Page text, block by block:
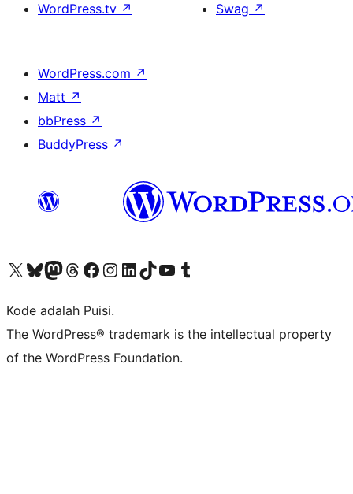
WordPress.tv ↗
Swag ↗
WordPress.com ↗
Matt ↗
bbPress ↗
BuddyPress ↗
Kunjungi akun X (sebelumnya Twitter) kamiVisit our Bluesky account
Kunjungi akun Mastodon kami
Visit our Threads account
Kunjungi halaman Facebook kamiKunjungi akun Instagram kamiKunjungi akun LinkedIn kami
Visit our TikTok account
Kunjungi channel YouTube kamiVisit our Tumblr account
Kode adalah Puisi.
The WordPress® trademark is the intellectual property
of the WordPress Foundation.